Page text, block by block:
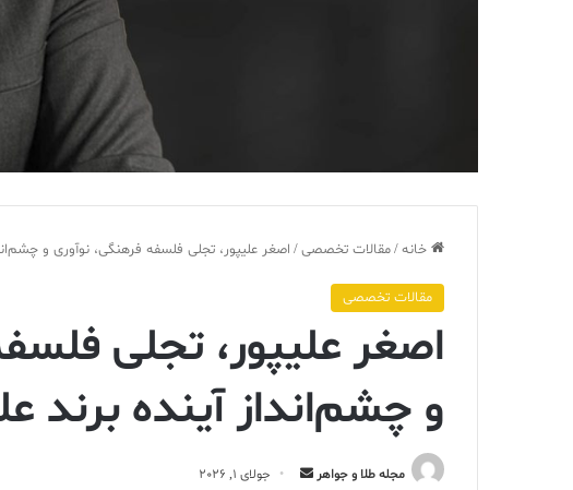
خانه/مقالات تخصصی/ اصغر علیپور، تجلی فلسفه فرهنگی، نوآوری و
مقالات تخصصی
اصغر علیپور، تجلی
و چشم‌انداز آینده برند
مجله طلا و جواهر
ارسال
جولای 1, 2026